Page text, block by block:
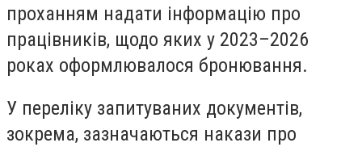
проханням надати інформацію про
працівників, щодо яких у 2023–2026
роках оформлювалося бронювання.
У переліку запитуваних документів,
зокрема, зазначаються накази про